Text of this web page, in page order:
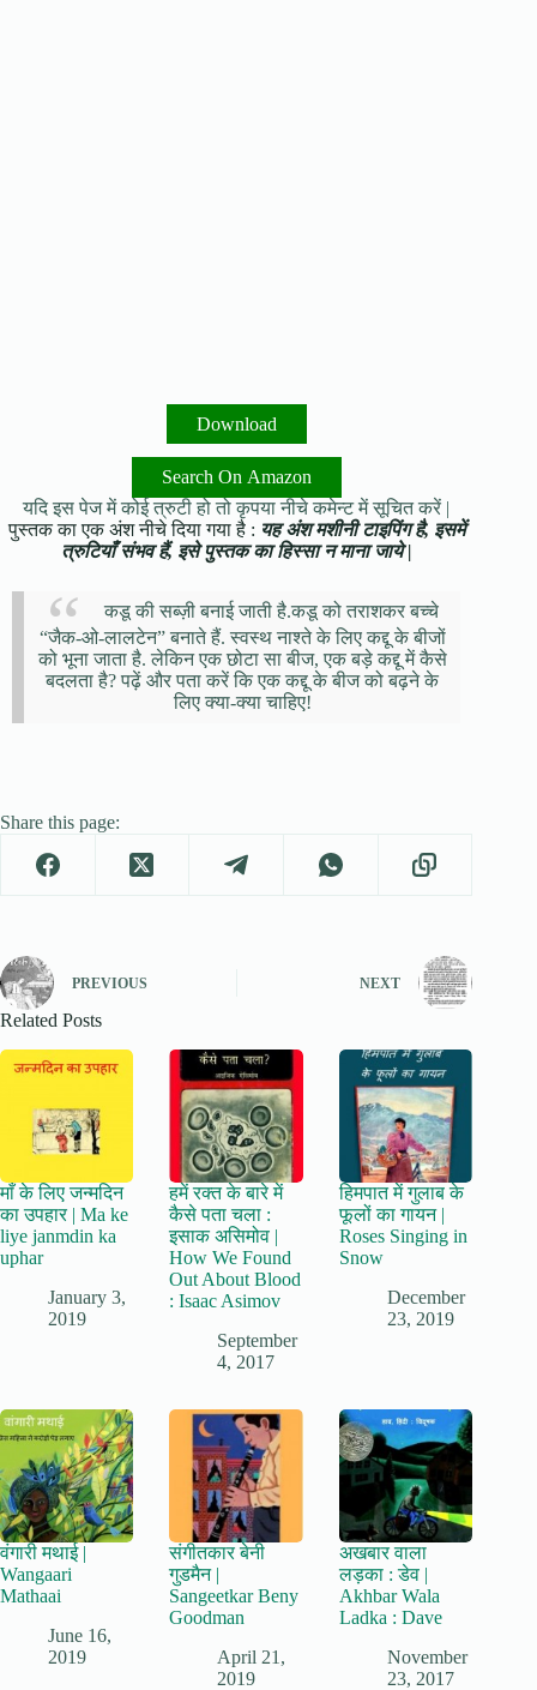
Download
Search On Amazon
यदि इस पेज में कोई त्रुटी हो तो कृपया नीचे कमेन्ट में सूचित करें |
पुस्तक का एक अंश नीचे दिया गया है : यह अंश मशीनी टाइपिंग है, इसमें
त्रुटियाँ संभव हैं, इसे पुस्तक का हिस्सा न माना जाये |
कडू की सब्ज़ी बनाई जाती है.कडू को तराशकर बच्चे
“जैक-ओ-लालटेन” बनाते हैं. स्वस्थ नाश्ते के लिए कद्दू के बीजों
को भूना जाता है. लेकिन एक छोटा सा बीज, एक बड़े कद्दू में कैसे
बदलता है? पढ़ें और पता करें कि एक कद्दू के बीज को बढ़ने के
लिए क्या-क्या चाहिए!
Share this page:
PREVIOUS NEXT
Related Posts
माँ के लिए जन्मदिन
का उपहार | Ma ke
liye janmdin ka
uphar
January 3,
2019
हमें रक्त के बारे में
कैसे पता चला :
इसाक असिमोव |
How We Found
Out About Blood
: Isaac Asimov
September
4, 2017
हिमपात में गुलाब के
फूलों का गायन |
Roses Singing in
Snow
December
23, 2019
वंगारी मथाई |
Wangaari
Mathaai
June 16,
2019
संगीतकार बेनी
गुडमैन |
Sangeetkar Beny
Goodman
April 21,
2019
अखबार वाला
लड़का : डेव |
Akhbar Wala
Ladka : Dave
November
23, 2017